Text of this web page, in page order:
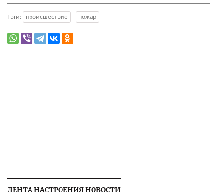
Тэги: происшествие пожар
ЛЕНТА НАСТРОЕНИЯ НОВОСТИ